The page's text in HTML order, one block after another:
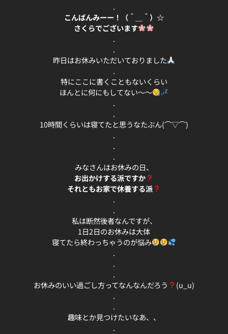
.
こんばんみーー！（＾＿＾）☆
さくらでございます
.
.
昨日はお休みいただいておりました
.
特にここに書くこともないくらい
ほんとに何にもしてない〜〜
.
.
10時間くらいは寝てたと思うなたぶん(⌒▽⌒)
.
.
.
みなさんはお休みの日、
お出かけする派ですか
それともお家で休養する派
.
.
私は断然後者なんですが、
1日2日のお休みは大体
寝てたら終わっちゃうのが悩み
.
.
.
お休みのいい過ごし方ってなんなんだろう
(u_u)
.
.
趣味とか見つけたいなあ、、
.